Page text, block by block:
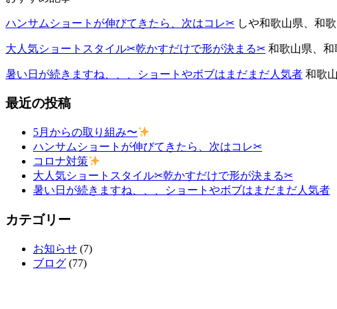
ハンサムショートが伸びてきたら、次はコレ✂︎ しや和歌山県、和
大人気ショートスタイル✂︎乾かすだけで形が決まる✂︎ 和歌山県、和
暑い日が続きますね、、、ショートやボブはまだまだ人気者 和歌
最近の投稿
5月からの取り組み〜
ハンサムショートが伸びてきたら、次はコレ✂︎
コロナ対策
大人気ショートスタイル✂︎乾かすだけで形が決まる✂︎
暑い日が続きますね、、、ショートやボブはまだまだ人気者
カテゴリー
お知らせ (7)
ブログ (77)